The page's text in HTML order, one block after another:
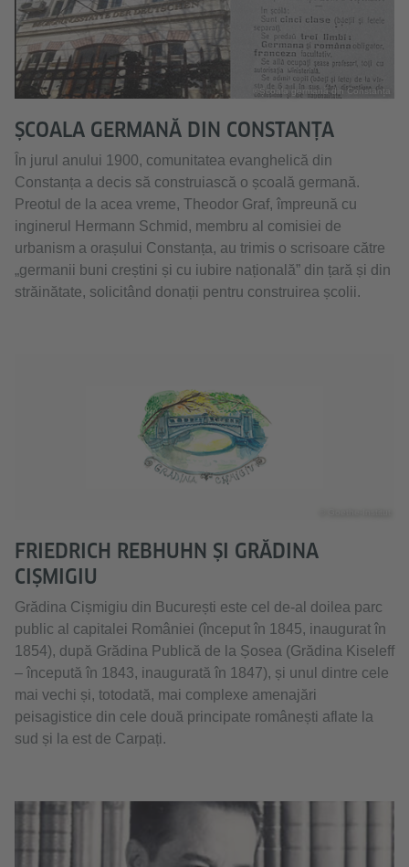
©Școala germană din Constanța
ȘCOALA GERMANĂ DIN CONSTANȚA
În jurul anului 1900, comunitatea evanghelică din
Constanța a decis să construiască o școală germană.
Preotul de la acea vreme, Theodor Graf, împreună cu
inginerul Hermann Schmid, membru al comisiei de
urbanism a orașului Constanța, au trimis o scrisoare către
„germanii buni creștini și cu iubire națională” din țară și din
străinătate, solicitând donații pentru construirea școlii.
FRIEDRICH REBHUHN ȘI GRĂDINA
CIȘMIGIU
Grădina Cișmigiu din București este cel de-al doilea parc
public al capitalei României (început în 1845, inaugurat în
1854), după Grădina Publică de la Șosea (Grădina Kiseleff
– începută în 1843, inaugurată în 1847), și unul dintre cele
mai vechi și, totodată, mai complexe amenajări
peisagistice din cele două principate românești aflate la
sud și la est de Carpați.